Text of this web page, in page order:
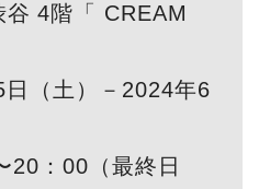
4階「 CREAM
（土）－2024年6
20：00（最終日